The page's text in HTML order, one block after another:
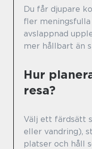
Du får djupare
fler
avslappnad
mer hållbart än
Hur
resa?
Välj ett färdsätt
eller vandring),
platser och håll